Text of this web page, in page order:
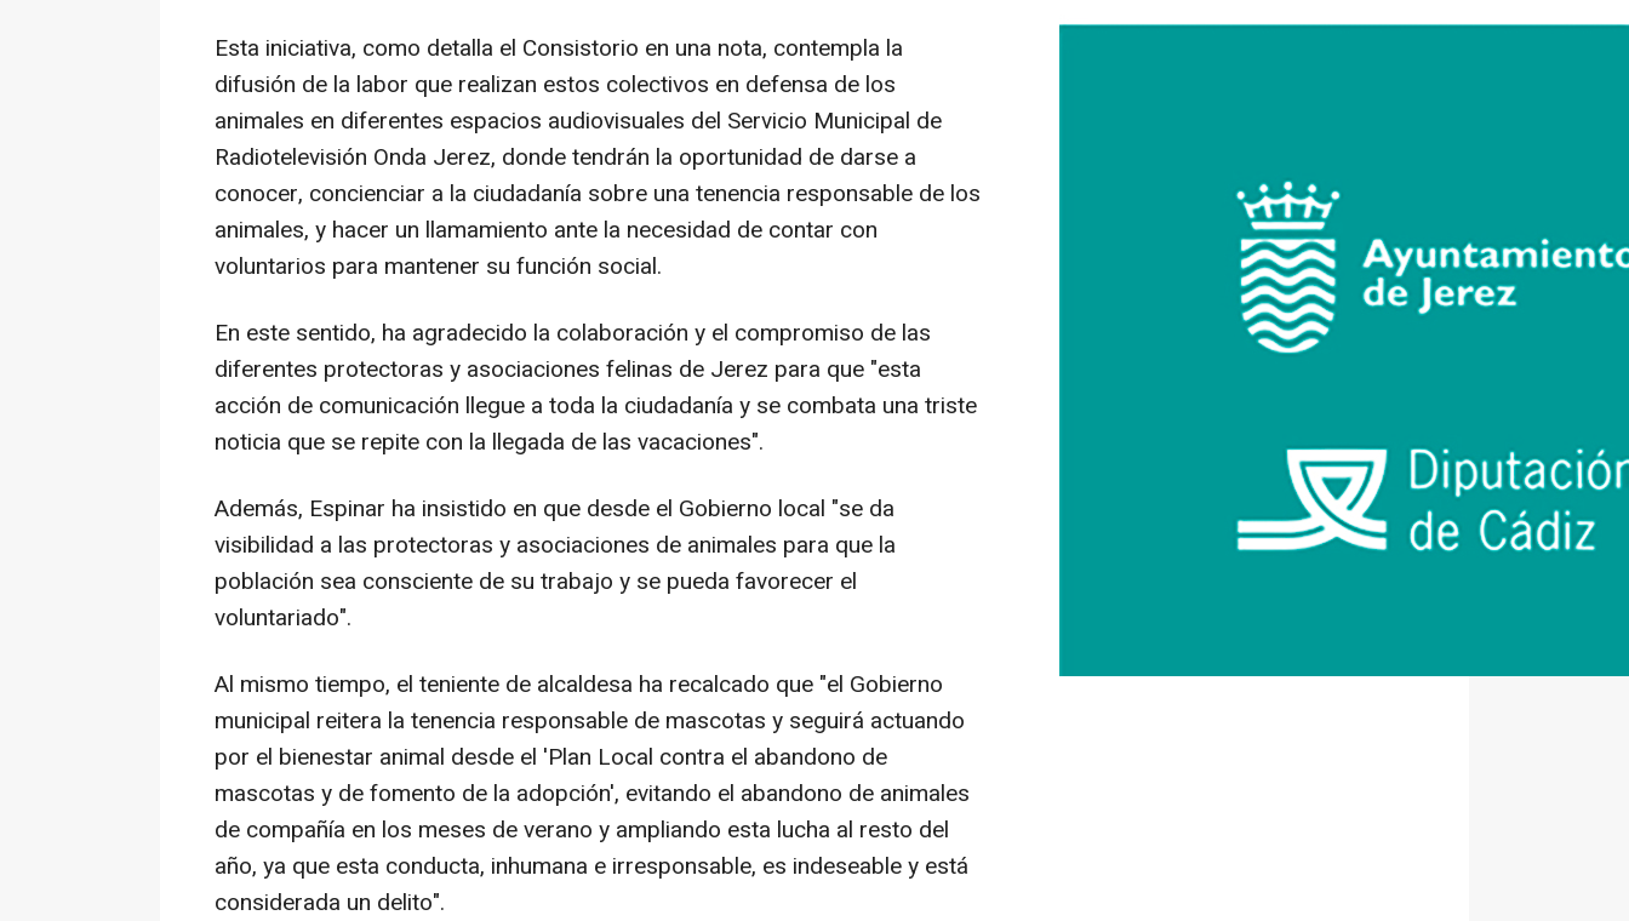
Esta iniciativa, como detalla el Consistorio en una nota, contempla la
difusión de la labor que realizan estos colectivos en defensa de los
animales en diferentes espacios audiovisuales del Servicio Municipal de
Radiotelevisión Onda Jerez, donde tendrán la oportunidad de darse a
conocer, concienciar a la ciudadanía sobre una tenencia responsable de los
animales, y hacer un llamamiento ante la necesidad de contar con
voluntarios para mantener su función social.
En este sentido, ha agradecido la colaboración y el compromiso de las
diferentes protectoras y asociaciones felinas de Jerez para que "esta
acción de comunicación llegue a toda la ciudadanía y se combata una triste
noticia que se repite con la llegada de las vacaciones".
Además, Espinar ha insistido en que desde el Gobierno local "se da
visibilidad a las protectoras y asociaciones de animales para que la
población sea consciente de su trabajo y se pueda favorecer el
voluntariado".
Al mismo tiempo, el teniente de alcaldesa ha recalcado que "el Gobierno
municipal reitera la tenencia responsable de mascotas y seguirá actuando
por el bienestar animal desde el 'Plan Local contra el abandono de
mascotas y de fomento de la adopción', evitando el abandono de animales
de compañía en los meses de verano y ampliando esta lucha al resto del
año, ya que esta conducta, inhumana e irresponsable, es indeseable y está
considerada un delito".